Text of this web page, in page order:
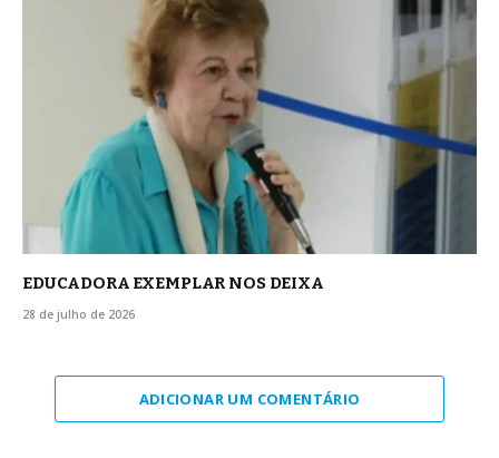
EDUCADORA EXEMPLAR NOS DEIXA
28 de julho de 2026
ADICIONAR UM COMENTÁRIO